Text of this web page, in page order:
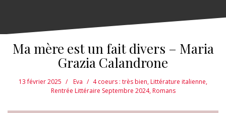
Ma mère est un fait divers – Maria
Grazia Calandrone
13 février 2025 Eva 4 coeurs : très bien,Littérature italienne,
Rentrée Littéraire Septembre 2024,Romans